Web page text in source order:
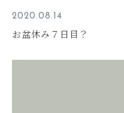
2020.08.14
お盆休み７日目？